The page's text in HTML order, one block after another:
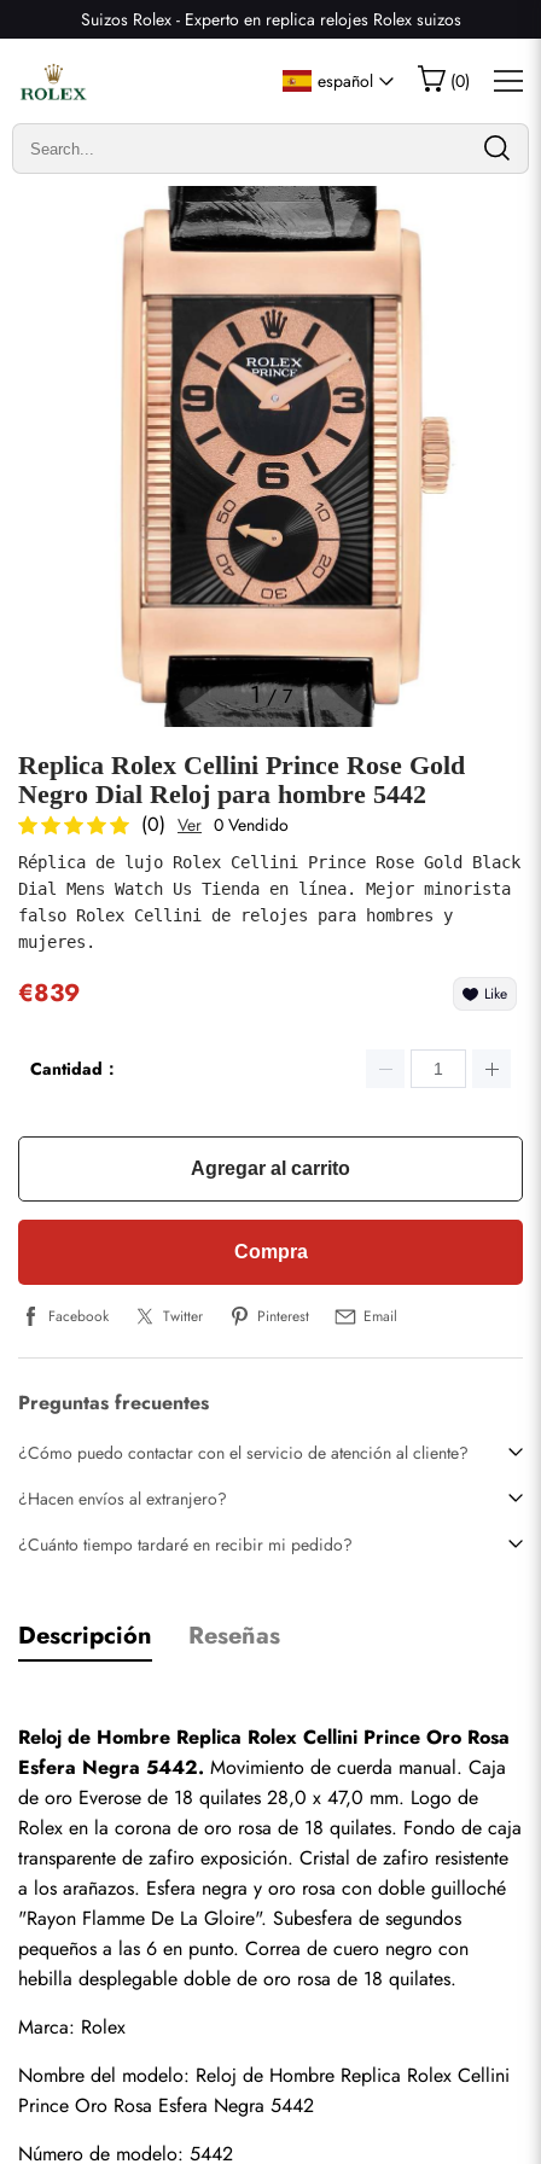
Suizos Rolex - Experto en replica relojes Rolex suizos
español (0)
1/ 7
Replica Rolex Cellini Prince Rose Gold
Negro Dial Reloj para hombre 5442
(0) Ver 0 Vendido
Réplica de lujo Rolex Cellini Prince Rose Gold Black
Dial Mens Watch Us Tienda en línea. Mejor minorista
falso Rolex Cellini de relojes para hombres y
mujeres.
€839 Like
Cantidad：
Agregar al carrito
Compra
Facebook Twitter Pinterest Email
Preguntas frecuentes
¿Cómo puedo contactar con el servicio de atención al cliente?
¿Hacen envíos al extranjero?
¿Cuánto tiempo tardaré en recibir mi pedido?
Descripción Reseñas
Reloj de Hombre Replica Rolex Cellini Prince Oro Rosa
Esfera Negra 5442. Movimiento de cuerda manual. Caja
de oro Everose de 18 quilates 28,0 x 47,0 mm. Logo de
Rolex en la corona de oro rosa de 18 quilates. Fondo de caja
transparente de zafiro exposición. Cristal de zafiro resistente
a los arañazos. Esfera negra y oro rosa con doble guilloché
"Rayon Flamme De La Gloire". Subesfera de segundos
pequeños a las 6 en punto. Correa de cuero negro con
hebilla desplegable doble de oro rosa de 18 quilates.
Marca: Rolex
Nombre del modelo: Reloj de Hombre Replica Rolex Cellini
Prince Oro Rosa Esfera Negra 5442
Número de modelo: 5442
Escribir una reseña
Solo los clientes que hayan comprado este artículo pueden
dejar una reseña.
enviar